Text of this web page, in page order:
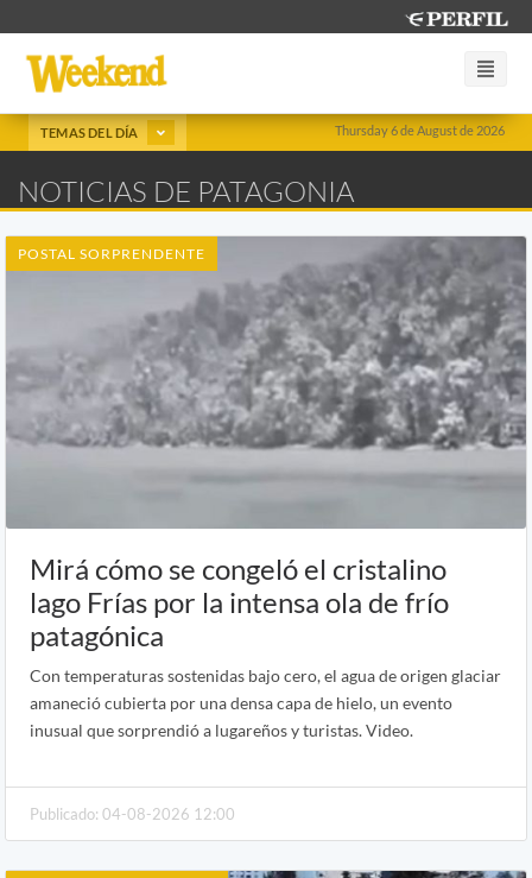
Thursday 6 de August de 2026
TEMAS DEL DÍA
NOTICIAS DE PATAGONIA
POSTAL SORPRENDENTE
Mirá cómo se congeló el cristalino
lago Frías por la intensa ola de frío
patagónica
Con temperaturas sostenidas bajo cero, el agua de origen glaciar
amaneció cubierta por una densa capa de hielo, un evento
inusual que sorprendió a lugareños y turistas. Video.
Publicado: 04-08-2026 12:00